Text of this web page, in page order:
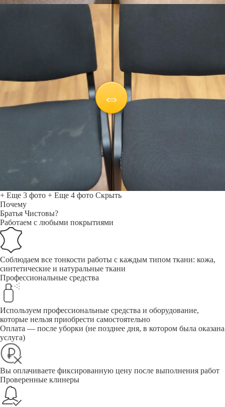
+ Еще 3 фото + Еще 4 фото Скрыть
Почему
Братья Чистовы?
Работаем с любыми покрытиями
Соблюдаем все тонкости работы с каждым типом ткани: кожа,
синтетические и натуральные ткани
Профессиональные средства
Используем профессиональные средства и оборудование,
которые нельзя приобрести самостоятельно
Оплата — после уборки (не позднее дня, в котором была оказана
услуга)
Вы оплачиваете фиксированную цену после выполнения работ
Проверенные клинеры